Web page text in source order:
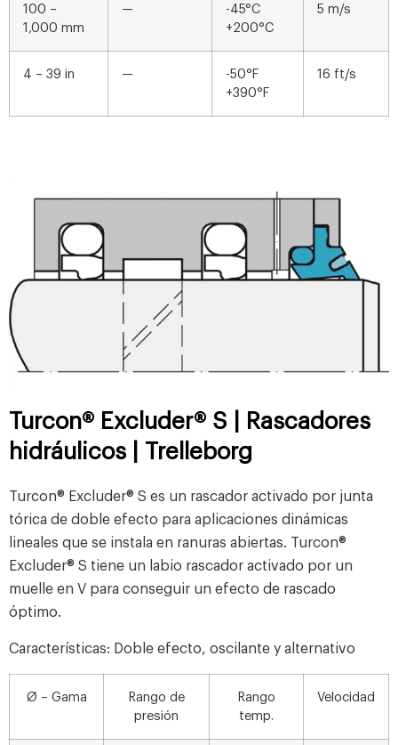
100 –
1,000 mm
—
-45°C
+200°C
5 m/s
4 – 39 in —
-50°F
+390°F
16 ft/s
Turcon® Excluder® S | Rascadores
hidráulicos | Trelleborg
Turcon® Excluder® S es un rascador activado por junta
tórica de doble efecto para aplicaciones dinámicas
lineales que se instala en ranuras abiertas. Turcon®
Excluder® S tiene un labio rascador activado por un
muelle en V para conseguir un efecto de rascado
óptimo.
Características: Doble efecto, oscilante y alternativo
Ø – Gama
Rango de
presión
Rango
temp.
Velocidad